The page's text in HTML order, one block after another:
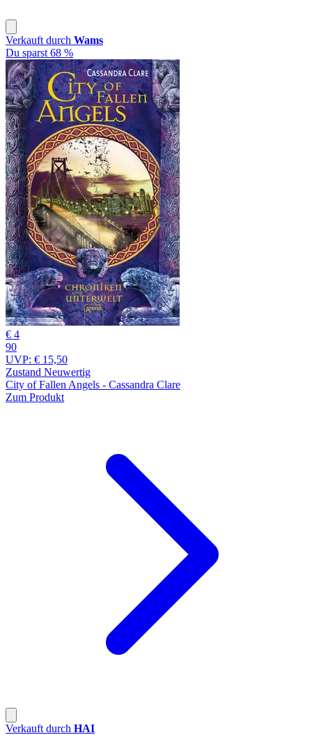
Verkauft durch Wams
Du sparst 68 %
€ 4
90
UVP: € 15,50
Zustand Neuwertig
City of Fallen Angels - Cassandra Clare
Zum Produkt
Verkauft durch HAI